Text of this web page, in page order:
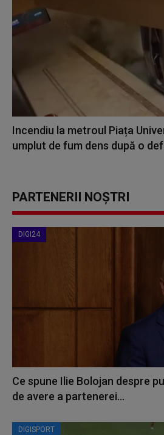
Incendiu la metroul Piața
umplut de fum dens după o
PARTENERII NOȘTRI
DIGI24
Ce spune Ilie Bolojan despre
de avere a partenerei...
DIGISPORT